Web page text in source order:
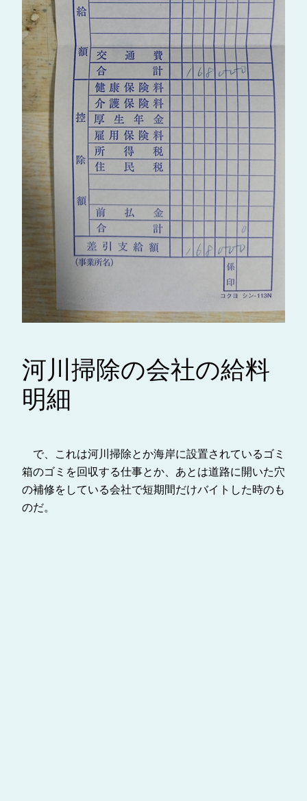
河川掃除の会社の給料
明細
で、これは河川掃除とか海岸に設置されているゴミ
箱のゴミを回収する仕事とか、あとは道路に開いた穴
の補修をしている会社で短期間だけバイトした時のも
のだ。